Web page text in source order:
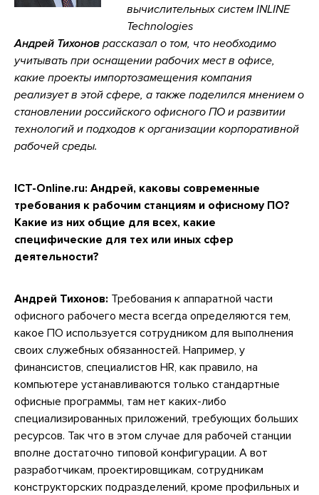
вычислительных систем INLINE
Technologies
Андрей Тихонов рассказал о том, что необходимо
учитывать при оснащении рабочих мест в офисе,
какие проекты импортозамещения компания
реализует в этой сфере, а также поделился мнением о
становлении российского офисного ПО и развитии
технологий и подходов к организации корпоративной
рабочей среды.
ICT-Online.ru: Андрей, каковы современные
требования к рабочим станциям и офисному ПО?
Какие из них общие для всех, какие
специфические для тех или иных сфер
деятельности?
Андрей Тихонов: Требования к аппаратной части
офисного рабочего места всегда определяются тем,
какое ПО используется сотрудником для выполнения
своих служебных обязанностей. Например, у
финансистов, специалистов HR, как правило, на
компьютере устанавливаются только стандартные
офисные программы, там нет каких-либо
специализированных приложений, требующих больших
ресурсов. Так что в этом случае для рабочей станции
вполне достаточно типовой конфигурации. А вот
разработчикам, проектировщикам, сотрудникам
конструкторских подразделений, кроме профильных и